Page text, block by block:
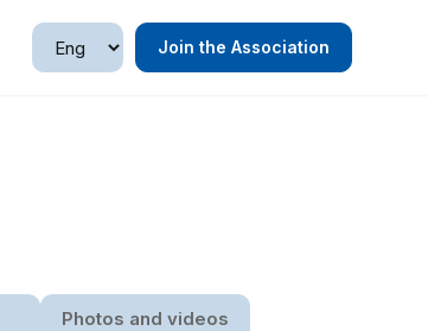
Join the Association
Photos and videos